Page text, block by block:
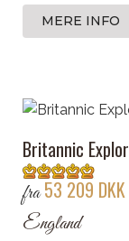
MERE INFO
Britannic
fra53 209 DKK
England